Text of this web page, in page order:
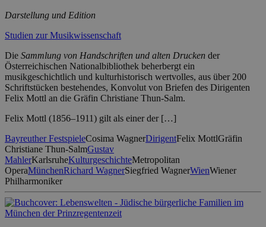
Darstellung und Edition
Studien zur Musikwissenschaft
Die Sammlung von Handschriften und alten Drucken der
Österreichischen Nationalbibliothek beherbergt ein
musikgeschichtlich und kulturhistorisch wertvolles, aus über 200
Schriftstücken bestehendes, Konvolut von Briefen des Dirigenten
Felix Mottl an die Gräfin Christiane Thun-Salm.
Felix Mottl (1856–1911) gilt als einer der […]
Bayreuther FestspieleCosima WagnerDirigentFelix MottlGräfin
Christiane Thun-SalmGustav
MahlerKarlsruheKulturgeschichteMetropolitan
OperaMünchenRichard WagnerSiegfried WagnerWienWiener
Philharmoniker